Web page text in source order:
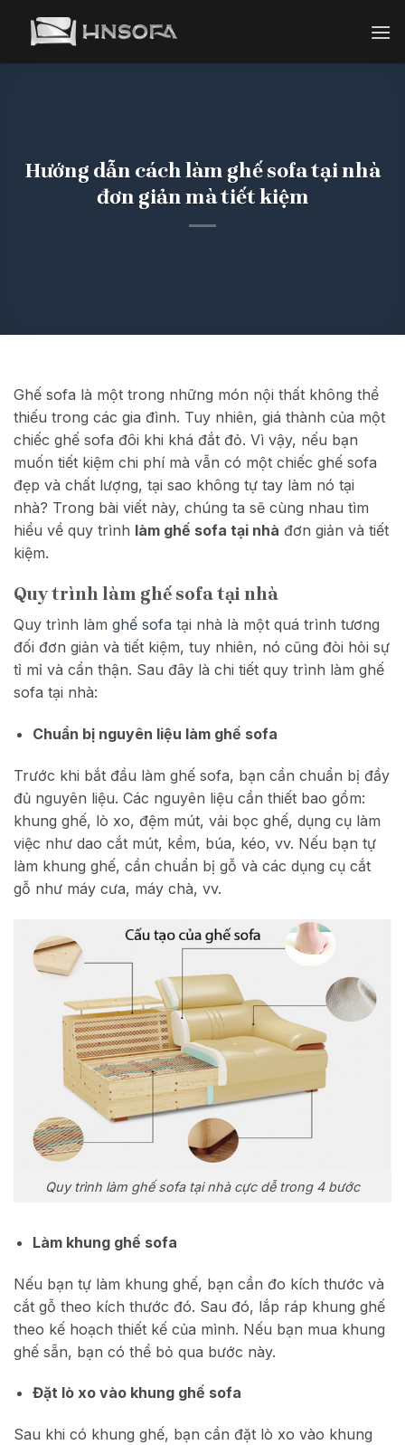
Hướng dẫn cách làm ghế sofa tại nhà
đơn giản mà tiết kiệm
Ghế sofa là một trong những món nội thất không thể
thiếu trong các gia đình. Tuy nhiên, giá thành của một
chiếc ghế sofa đôi khi khá đắt đỏ. Vì vậy, nếu bạn
muốn tiết kiệm chi phí mà vẫn có một chiếc ghế sofa
đẹp và chất lượng, tại sao không tự tay làm nó tại
nhà? Trong bài viết này, chúng ta sẽ cùng nhau tìm
hiểu về quy trình làm ghế sofa tại nhà đơn giản và tiết
kiệm.
Quy trình làm ghế sofa tại nhà
Quy trình làm ghế sofa tại nhà là một quá trình tương
đối đơn giản và tiết kiệm, tuy nhiên, nó cũng đòi hỏi sự
tỉ mỉ và cẩn thận. Sau đây là chi tiết quy trình làm ghế
sofa tại nhà:
Chuẩn bị nguyên liệu làm ghế sofa
Trước khi bắt đầu làm ghế sofa, bạn cần chuẩn bị đầy
đủ nguyên liệu. Các nguyên liệu cần thiết bao gồm:
khung ghế, lò xo, đệm mút, vải bọc ghế, dụng cụ làm
việc như dao cắt mút, kềm, búa, kéo, vv. Nếu bạn tự
làm khung ghế, cần chuẩn bị gỗ và các dụng cụ cắt
gỗ như máy cưa, máy chà, vv.
Quy trình làm ghế sofa tại nhà cực dễ trong 4 bước
Làm khung ghế sofa
Nếu bạn tự làm khung ghế, bạn cần đo kích thước và
cắt gỗ theo kích thước đó. Sau đó, lắp ráp khung ghế
theo kế hoạch thiết kế của mình. Nếu bạn mua khung
ghế sẵn, bạn có thể bỏ qua bước này.
Đặt lò xo vào khung ghế sofa
Sau khi có khung ghế, bạn cần đặt lò xo vào khung